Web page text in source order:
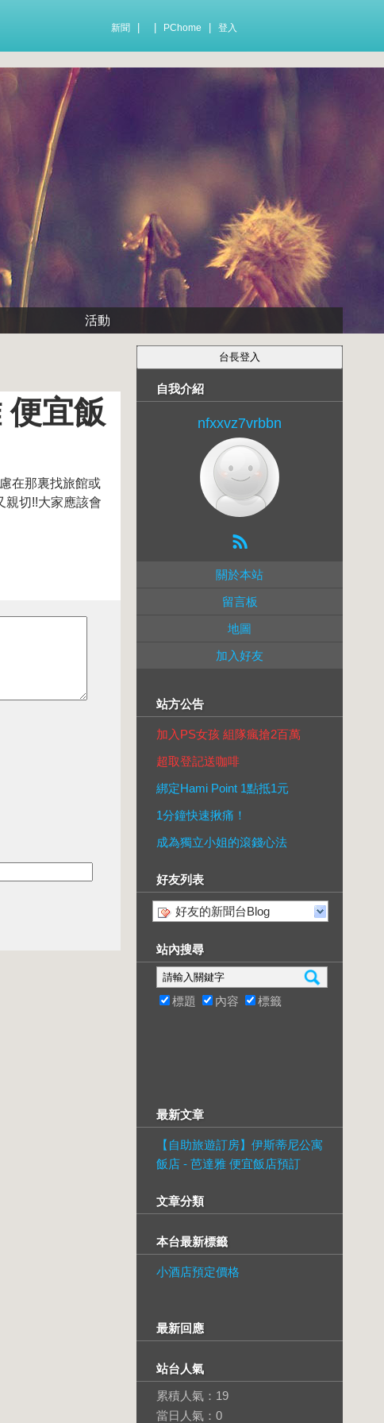
新聞 PChome 登入
活動
便宜飯
在那裏找旅館或
親切!!大家應該會
自我介紹
nfxxvz7vrbbn
關於本站
留言板
地圖
加入好友
站方公告
加入PS女孩 組隊瘋搶2百萬
超取登記送咖啡
綁定Hami Point 1點抵1元
1分鐘快速揪痛！
成為獨立小姐的滾錢心法
好友列表
好友的新聞台Blog
站內搜尋
標題 內容 標籤
最新文章
【自助旅遊訂房】伊斯蒂尼公寓
飯店 - 芭達雅 便宜飯店預訂
文章分類
本台最新標籤
小酒店預定價格
最新回應
站台人氣
累積人氣： 19
當日人氣： 0